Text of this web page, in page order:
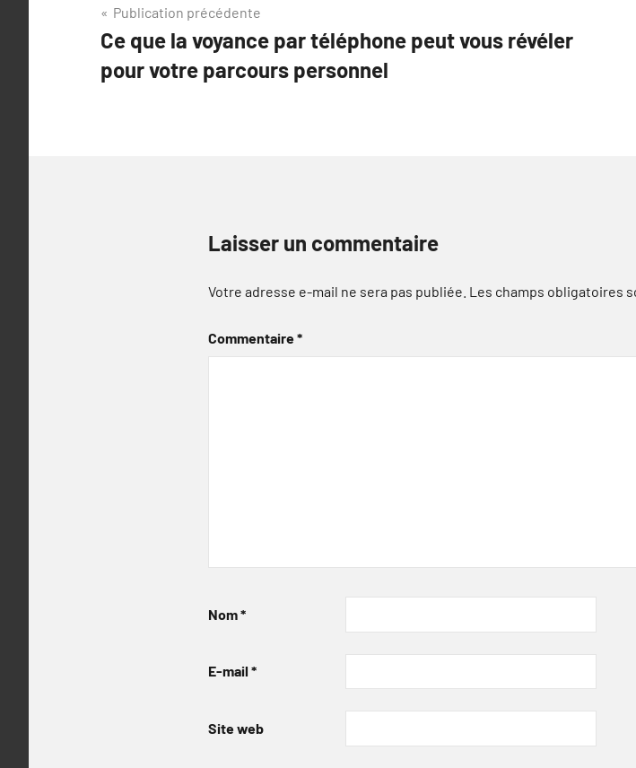
Navigation
de
l’article
Publication précédente
Ce que la voyance par téléphone peut vous révéler
pour votre parcours personnel
Laisser un commentaire
Votre adresse e-mail ne sera pas publiée. Les champs obligatoires
Commentaire*
Nom*
E-mail *
Site web